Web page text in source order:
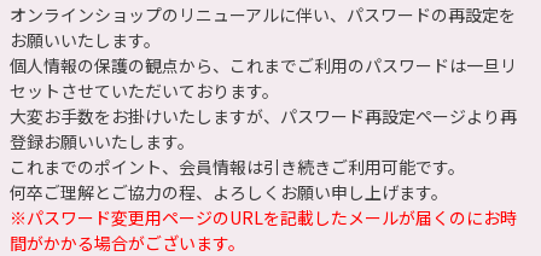
オンラインショップのリニューアルに伴い、パスワードの再設定を
お願いいたします。
個人情報の保護の観点から、これまでご利用のパスワードは一旦リ
セットさせていただいております。
大変お手数をお掛けいたしますが、 パスワード再設定ページより再
登録お願いいたします。
これまでのポイント、会員情報は引き続きご利用可能です。
何卒ご理解とご協力の程、よろしくお願い申し上げます。
※パスワード変更用ページのURLを記載したメールが届くのにお時
間がかかる場合がございます。